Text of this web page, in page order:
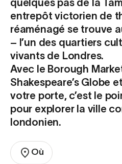
quelques pas de la
entrepôt victorien de
réaménagé se trouve
– l’un des quartiers
vivants de Londres.
Avec le Borough
Shakespeare’s Globe
votre porte, c’est le
pour explorer la ville
londonien.
Où